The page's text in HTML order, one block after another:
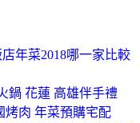
年菜2018哪一家比較
鍋 花蓮 高雄伴手禮
烤肉 年菜預購宅配